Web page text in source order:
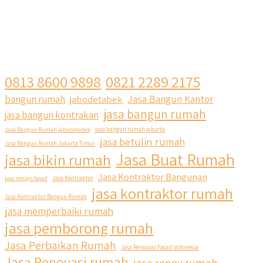
0813 8600 9898 0821 2289 2175
bangun rumah jabodetabek Jasa Bangun Kantor
jasa bangun kontrakan jasa bangun rumah
Jasa Bangun Rumah jabodetabek
jasa bangun rumah jakarta
Jasa Bangun Rumah Jakarta Timur
jasa betulin rumah
jasa bikin rumah Jasa Buat Rumah
jasa design fasad Jasa Kontraktor Jasa Kontraktor Bangunan
Jasa Kontraktor Bangun Rumah jasa kontraktor rumah
jasa memperbaiki rumah
jasa pemborong rumah
Jasa Perbaikan Rumah Jasa Renovasi Fasad Indonesia